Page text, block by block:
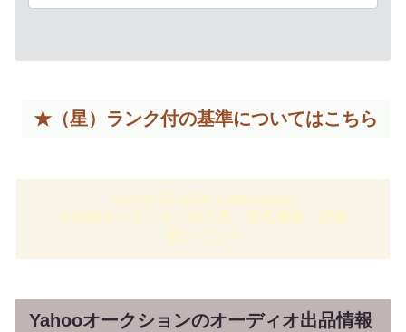
★（星）ランク付の基準についてはこちら
Victor SX-1000 Laboratory
その他オークションの人気・落札価格・評論
家レビュー
Yahooオークションのオーディオ出品情報